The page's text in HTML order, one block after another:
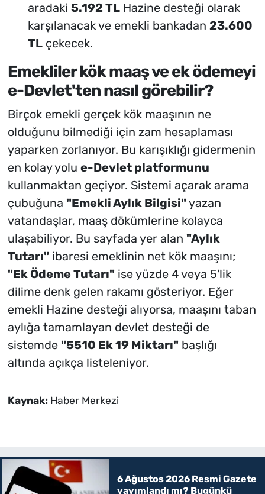
aradaki 5.192 TLHazine desteği olarak
karşılanacak ve emekli bankadan 23.600
TLçekecek.
Emekliler kök maaş ve ek ödemeyi
e-Devlet'ten nasıl görebilir?
Birçok emekli gerçek kök maaşının ne
olduğunu bilmediği için zam hesaplaması
yaparken zorlanıyor. Bu karışıklığı gidermenin
en kolay yolu e-Devlet platformunu
kullanmaktan geçiyor. Sistemi açarak arama
çubuğuna "Emekli Aylık Bilgisi"yazan
vatandaşlar, maaş dökümlerine kolayca
ulaşabiliyor. Bu sayfada yer alan "Aylık
Tutarı"ibaresi emeklinin net kök maaşını;
"Ek Ödeme Tutarı"ise yüzde 4 veya 5'lik
dilime denk gelen rakamı gösteriyor. Eğer
emekli Hazine desteği alıyorsa, maaşını taban
aylığa tamamlayan devlet desteği de
sistemde "5510 Ek 19 Miktarı"başlığı
altında açıkça listeleniyor.
Kaynak: Haber Merkezi
6 Ağustos 2026 Resmi Gazete
yayımlandı mı? Bugünkü